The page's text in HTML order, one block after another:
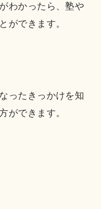
わかったら、塾や
ができます。
ったきっかけを知
ができます。